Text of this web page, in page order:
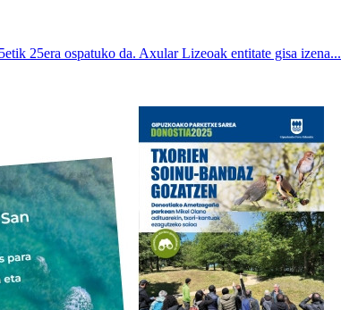
25era ospatuko da. Axular Lizeoak entitate gisa izena...